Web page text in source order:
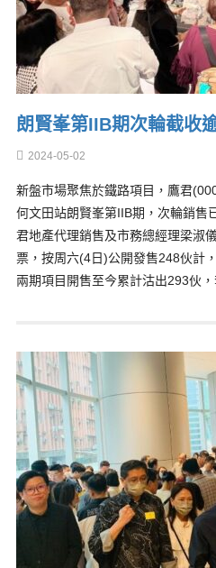
朗賢峯第IIB期次輪截收
2024-05-02
新盤市場聚焦於鐵路項目，鷹君
何文田站朗賢峯第IIB期，次輪銷售
君地產代理銷售及市務總經理梁淑
票，按周六(4日)公開發售248伙計
兩期項目開售至今累計沽出293伙，